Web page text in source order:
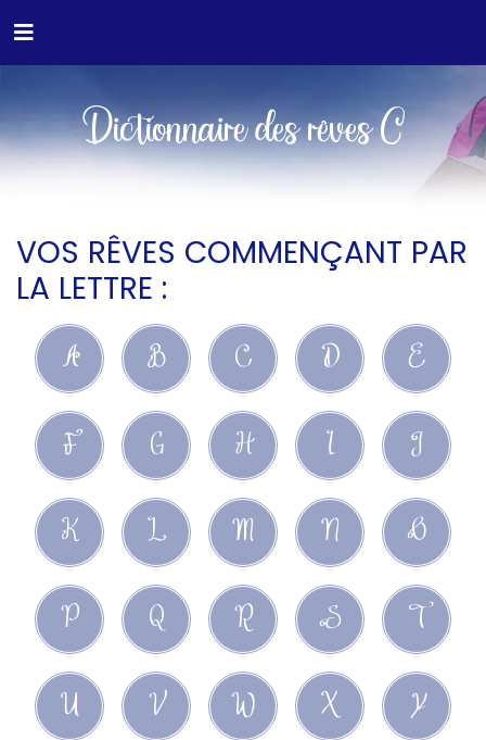
Dictionnaire des rêves C
VOS RÊVES COMMENÇANT PAR
LA LETTRE :
A B C D E
F G H I J
K L M N O
P Q R S T
U V W X Y